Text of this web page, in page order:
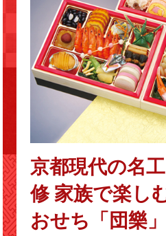
京都現代の名
修 家族で楽し
おせち「団樂